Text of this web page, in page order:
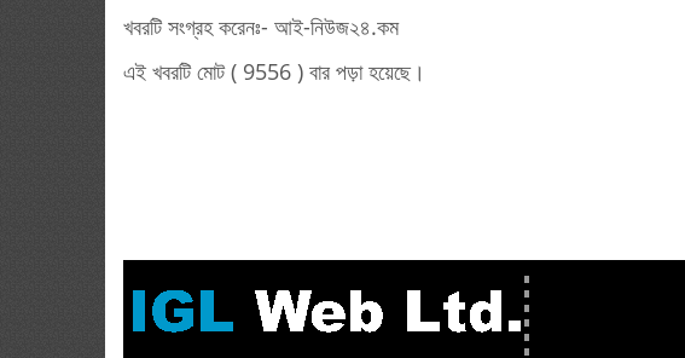
খবরটি সংগ্রহ করেনঃ- আই-নিউজ২৪.কম
এই খবরটি মোট ( 9556 ) বার পড়া হয়েছে।